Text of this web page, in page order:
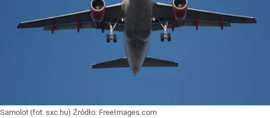
Samolot (fot. sxc.hu) Źródło: FreeImages.com